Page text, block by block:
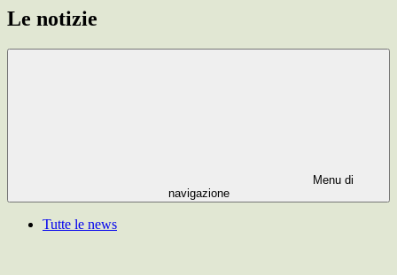
Le notizie
Menu di
navigazione
Tutte le news